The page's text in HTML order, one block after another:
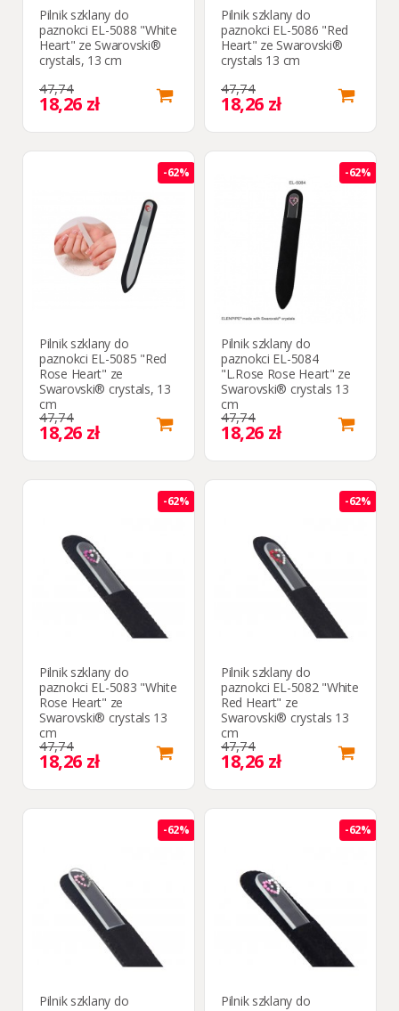
Pilnik szklany do
paznokci EL-5088 "White
Heart" ze Swarovski®
crystals, 13 cm
47,74
18,26 zł
Pilnik szklany do
paznokci EL-5086 "Red
Heart" ze Swarovski®
crystals 13 cm
47,74
18,26 zł
-62%
Pilnik szklany do
paznokci EL-5085 "Red
Rose Heart" ze
Swarovski® crystals, 13
cm
47,74
18,26 zł
-62%
Pilnik szklany do
paznokci EL-5084
"L.Rose Rose Heart" ze
Swarovski® crystals 13
cm
47,74
18,26 zł
-62%
Pilnik szklany do
paznokci EL-5083 "White
Rose Heart" ze
Swarovski® crystals 13
cm
47,74
18,26 zł
-62%
Pilnik szklany do
paznokci EL-5082 "White
Red Heart" ze
Swarovski® crystals 13
cm
47,74
18,26 zł
-62%
Pilnik szklany do
-62%
Pilnik szklany do